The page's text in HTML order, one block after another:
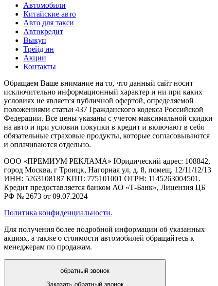
Автомобили
Китайские авто
Авто для такси
Автокредит
Выкуп
Трейд ин
Акции
Контакты
Обращаем Ваше внимание на то, что данный сайт носит
исключительно информационный характер и ни при каких
условиях не является публичной офертой, определяемой
положениями статьи 437 Гражданского кодекса Российской
Федерации. Все цены указаны с учетом максимальной скидки
на авто и при условии покупки в кредит и включают в себя
обязательные страховые продукты, которые согласовываются
и оплачиваются отдельно.
ООО «ПРЕМИУМ РЕКЛАМА» Юридический адрес: 108842,
город Москва, г Троицк, Нагорная ул, д. 8, помещ. 12/11/12/13
ИНН: 5263108187 КПП: 775101001 ОГРН: 1145263004501.
Кредит предоставляется банком АО «Т-Банк», Лицензия ЦБ
РФ № 2673 от 09.07.2024
Политика конфиденциальности.
Для получения более подробной информации об указанных
акциях, а также о стоимости автомобилей обращайтесь к
менеджерам по продажам.
обратный звонок
Заказать обратный звонок